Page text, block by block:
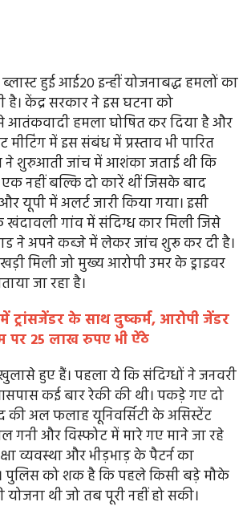
हुई आई20 इन्हीं योजनाबद्ध हमलों का
है। केंद्र सरकार ने इस घटना को
हमला घोषित कर दिया है और
में इस संबंध में प्रस्ताव भी पारित
ने शुरुआती जांच में आशंका जताई थी कि
नहीं बल्कि दो कारें थीं जिसके बाद
यूपी में अलर्ट जारी किया गया। इसी
खंदावली गांव में संदिग्ध कार मिली जिसे
ने अपने कब्जे में लेकर जांच शुरू कर दी है।
मिली जो मुख्य आरोपी उमर के ड्राइवर
जा रहा है।
ट्रांसजेंडर के साथ दुष्कर्म, आरोपी जेंडर
पर 25 लाख रुपए भी ऐंठे
हुए हैं। पहला ये कि संदिग्धों ने जनवरी
कई बार रेकी की थी। पकड़े गए दो
की अल फलाह यूनिवर्सिटी के असिस्टेंट
गनी और विस्फोट में मारे गए माने जा रहे
व्यवस्था और भीड़भाड़ के पैटर्न का
पुलिस को शक है कि पहले किसी बड़े मौके
थी जो तब पूरी नहीं हो सकी।